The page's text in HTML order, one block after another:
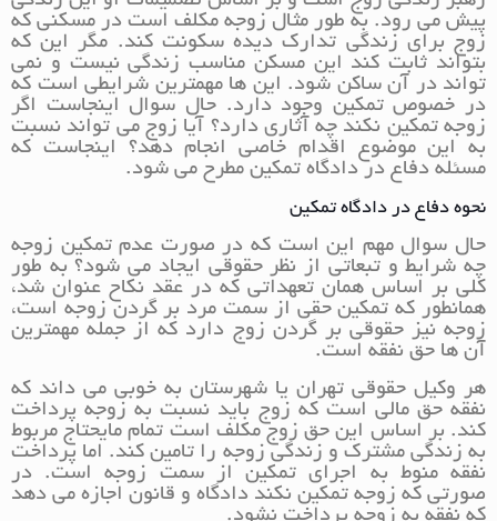
پیش می رود. به طور مثال زوجه مکلف است در مسکنی که
زوج برای زندگی تدارک دیده سکونت کند. مگر این که
بتواند ثابت کند این مسکن مناسب زندگی نیست و نمی
تواند در آن ساکن شود. این ها مهمترین شرایطی است که
در خصوص تمکین وجود دارد. حال سوال اینجاست اگر
زوجه تمکین نکند چه آثاری دارد؟ آیا زوج می تواند نسبت
به این موضوع اقدام خاصی انجام دهد؟ اینجاست که
مسئله دفاع در دادگاه تمکین مطرح می شود.
نحوه دفاع در دادگاه تمکین
حال سوال مهم این است که در صورت عدم تمکین زوجه
چه شرایط و تبعاتی از نظر حقوقی ایجاد می شود؟ به طور
کلی بر اساس همان تعهداتی که در عقد نکاح عنوان شد،
همانطور که تمکین حقی از سمت مرد بر گردن زوجه است،
زوجه نیز حقوقی بر گردن زوج دارد که از جمله مهمترین
آن ها حق نفقه است.
هر وکیل حقوقی تهران یا شهرستان به خوبی می داند که
نفقه حق مالی است که زوج باید نسبت به زوجه پرداخت
کند. بر اساس این حق زوج مکلف است تمام مایحتاج مربوط
به زندگی مشترک و زندگی زوجه را تامین کند. اما پرداخت
نفقه منوط به اجرای تمکین از سمت زوجه است. در
صورتی که زوجه تمکین نکند دادگاه و قانون اجازه می دهد
که نفقه به زوجه پرداخت نشود.